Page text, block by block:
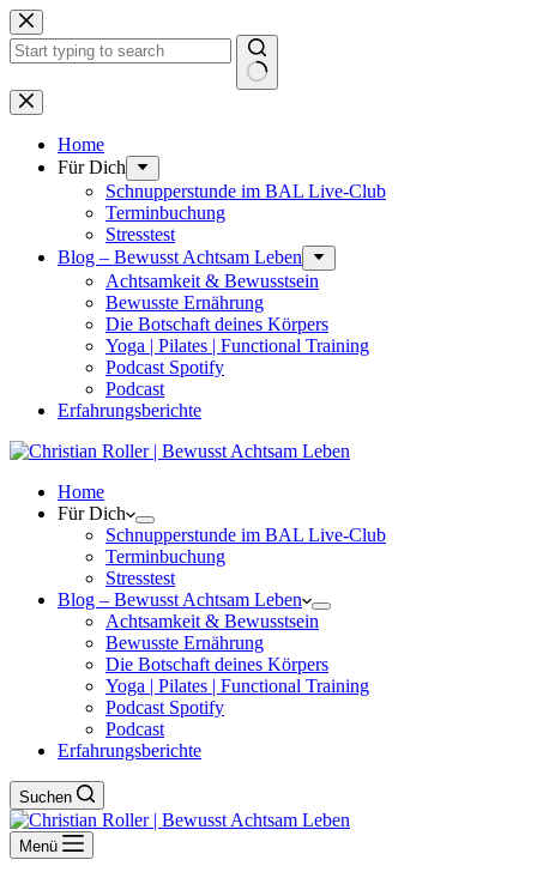
Zum
Inhalt
springen
Keine
Ergebnisse
Home
Für Dich
Schnupperstunde im BAL Live-Club
Terminbuchung
Stresstest
Blog – Bewusst Achtsam Leben
Achtsamkeit & Bewusstsein
Bewusste Ernährung
Die Botschaft deines Körpers
Yoga | Pilates | Functional Training
Podcast Spotify
Podcast
Erfahrungsberichte
Home
Für Dich
Schnupperstunde im BAL Live-Club
Terminbuchung
Stresstest
Blog – Bewusst Achtsam Leben
Achtsamkeit & Bewusstsein
Bewusste Ernährung
Die Botschaft deines Körpers
Yoga | Pilates | Functional Training
Podcast Spotify
Podcast
Erfahrungsberichte
Suchen
Menü